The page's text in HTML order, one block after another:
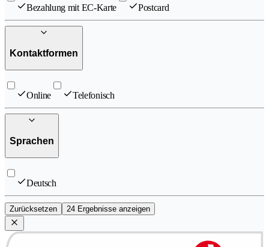
Bezahlung mit EC-Karte Postcard
Kontaktformen
Online Telefonisch
Sprachen
Deutsch
Zurücksetzen 24 Ergebnisse anzeigen